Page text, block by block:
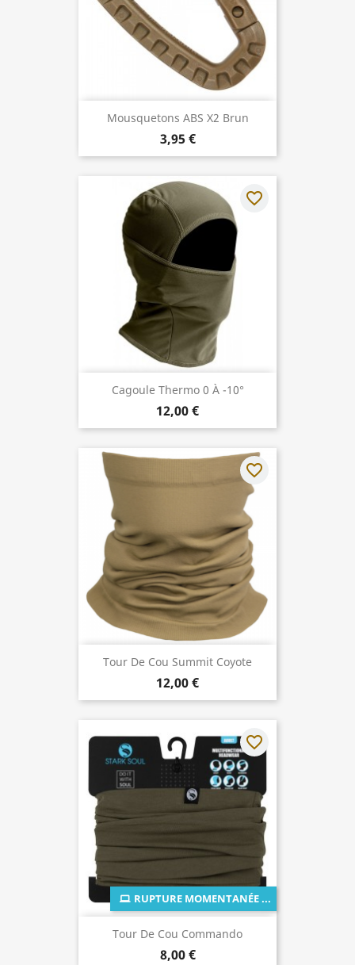
Mousquetons ABS X2 Brun
3,95 €
Cagoule Thermo 0 À -10°
12,00 €
favorite_border
Tour De Cou Summit Coyote
12,00 €
favorite_border
Tour De Cou Commando
8,00 €
RUPTURE MOMENTANÉE ...
favorite_border